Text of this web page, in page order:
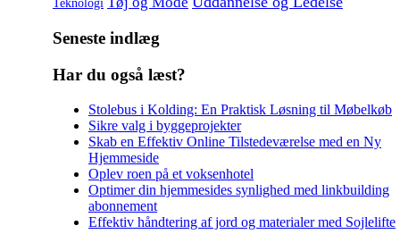
Teknologi
Seneste indlæg
Har du også læst?
Stolebus i Kolding: En Praktisk Løsning til Møbelkøb
Sikre valg i byggeprojekter
Skab en Effektiv Online Tilstedeværelse med en Ny
Hjemmeside
Oplev roen på et voksenhotel
Optimer din hjemmesides synlighed med linkbuilding
abonnement
Effektiv håndtering af jord og materialer med Sojlelifte